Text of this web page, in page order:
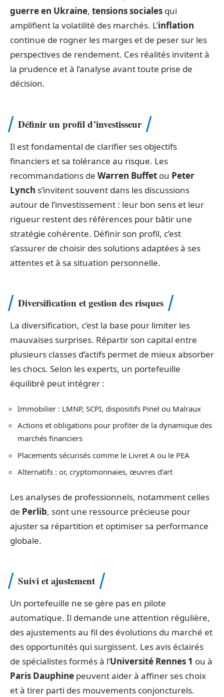
guerre en Ukraine, tensions sociales qui
amplifient la volatilité des marchés. L’inflation
continue de rogner les marges et de peser sur les
perspectives de rendement. Ces réalités invitent à
la prudence et à l’analyse avant toute prise de
décision.
Définir un profil d’investisseur
Il est fondamental de clarifier ses objectifs
financiers et sa tolérance au risque. Les
recommandations de Warren Buffet ou Peter
Lynch s’invitent souvent dans les discussions
autour de l’investissement : leur bon sens et leur
rigueur restent des références pour bâtir une
stratégie cohérente. Définir son profil, c’est
s’assurer de choisir des solutions adaptées à ses
attentes et à sa situation personnelle.
Diversification et gestion des risques
La diversification, c’est la base pour limiter les
mauvaises surprises. Répartir son capital entre
plusieurs classes d’actifs permet de mieux absorber
les chocs. Selon les experts, un portefeuille
équilibré peut intégrer :
Immobilier : LMNP, SCPI, dispositifs Pinel ou Malraux
Actions et obligations pour profiter de la dynamique des
marchés financiers
Placements sécurisés comme le Livret A ou le PEA
Alternatifs : or, cryptomonnaies, œuvres d’art
Les analyses de professionnels, notamment celles
de Perlib, sont une ressource précieuse pour
ajuster sa répartition et optimiser sa performance
globale.
Suivi et ajustement
Un portefeuille ne se gère pas en pilote
automatique. Il demande une attention régulière,
des ajustements au fil des évolutions du marché et
des opportunités qui surgissent. Les avis éclairés
de spécialistes formés à l’Université Rennes 1 ou à
Paris Dauphine peuvent aider à affiner ses choix
et à tirer parti des mouvements conjoncturels.